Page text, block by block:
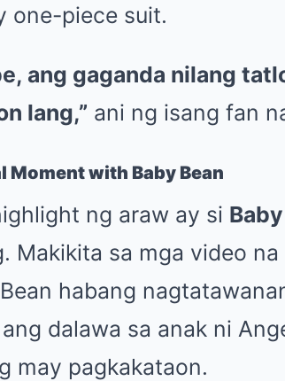
one-piece suit.
ang gaganda nilang
lang,” ani ng isang fan
Moment with Baby Bean
ng araw ay si
Makikita sa mga video
habang
dalawa sa anak ni
may pagkakataon.